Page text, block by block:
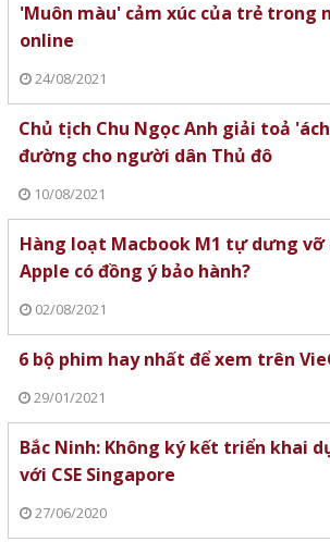
'Muôn màu' cảm xúc của trẻ trong
online
24/08/2021
Chủ tịch Chu Ngọc Anh giải toả
đường cho người dân Thủ đô
10/08/2021
Hàng loạt Macbook M1 tự dưng vỡ
Apple có đồng ý bảo hành?
02/08/2021
6 bộ phim hay nhất để xem trên
29/01/2021
Bắc Ninh: Không ký kết triển khai
với CSE Singapore
27/06/2020